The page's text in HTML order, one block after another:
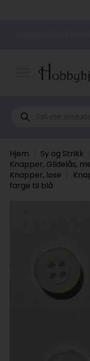
Products
search
Hjem
Sy og Strikk
Knapper, Glidelås,
Knapper, løse
farge til blå